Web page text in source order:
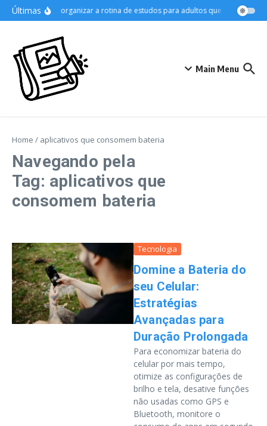
Ir para o conteúdo
ÚltimasComo organizar a rotina de estudos para adultos que trabalham
Main Menu
Home / aplicativos que consomem bateria
Navegando pela
Tag: aplicativos que
consomem bateria
Tecnologia
Domine a Bateria do
seu Celular:
Estratégias
Avançadas para
Duração Prolongada
Para economizar bateria do
celular por mais tempo,
otimize as configurações de
brilho e tela, desative funções
não usadas como GPS e
Bluetooth, monitore o